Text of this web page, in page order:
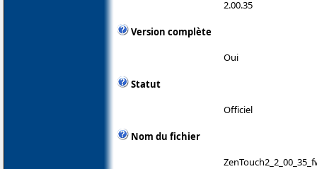
2.00.35
Version complète
Oui
Statut
Officiel
Nom du fichier